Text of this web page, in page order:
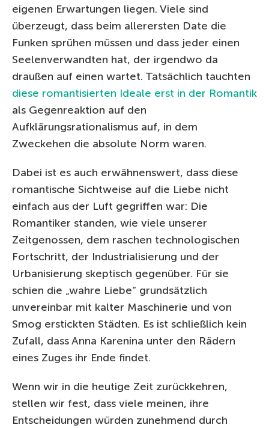
eigenen Erwartungen liegen. Viele sind
überzeugt, dass beim allerersten Date die
Funken sprühen müssen und dass jeder einen
Seelenverwandten hat, der irgendwo da
draußen auf einen wartet. Tatsächlich tauchten
diese romantisierten Ideale erst in der Romantik
als Gegenreaktion auf den
Aufklärungsrationalismus auf, in dem
Zweckehen die absolute Norm waren.
Dabei ist es auch erwähnenswert, dass diese
romantische Sichtweise auf die Liebe nicht
einfach aus der Luft gegriffen war: Die
Romantiker standen, wie viele unserer
Zeitgenossen, dem raschen technologischen
Fortschritt, der Industrialisierung und der
Urbanisierung skeptisch gegenüber. Für sie
schien die „wahre Liebe“ grundsätzlich
unvereinbar mit kalter Maschinerie und von
Smog erstickten Städten. Es ist schließlich kein
Zufall, dass Anna Karenina unter den Rädern
eines Zuges ihr Ende findet.
Wenn wir in die heutige Zeit zurückkehren,
stellen wir fest, dass viele meinen, ihre
Entscheidungen würden zunehmend durch